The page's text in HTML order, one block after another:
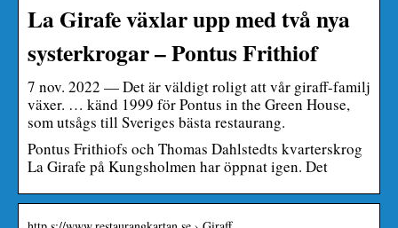
La Girafe växlar upp med två nya
systerkrogar – Pontus Frithiof
7 nov. 2022 — Det är väldigt roligt att vår giraff-familj
växer. … känd 1999 för Pontus in the Green House,
som utsågs till Sveriges bästa restaurang.
Pontus Frithiofs och Thomas Dahlstedts kvarterskrog
La Girafe på Kungsholmen har öppnat igen. Det